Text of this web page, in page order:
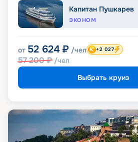
Капитан Пушкарев
ЭКОНОМ
от 52 624 ₽ /чел
57 200₽ /чел
+2 027
Выбрать круиз